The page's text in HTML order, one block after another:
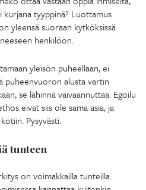
tyyppinä? Luottamus
yleensä suoraan kytköksissä
henkilöön.
yleisön puheellaan, ei
puheenvuoron alusta vartin
se lähinnä vaivaannuttaa. Egoilu
eivät siis ole sama asia, ja
Pysyvästi.
tunteen
on voimakkailla tunteilla: